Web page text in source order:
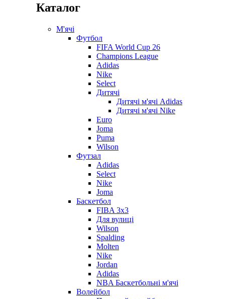
Каталог
М'ячі
Футбол
FIFA World Cup 26
Champions League
Adidas
Nike
Select
Дитячі
Дитячі м'ячі Adidas
Дитячі м'ячі Nike
Euro
Joma
Puma
Wilson
Футзал
Adidas
Select
Nike
Joma
Баскетбол
FIBA 3x3
Для вулиці
Wilson
Spalding
Molten
Nike
Jordan
Adidas
NBA Баскетбольні м'ячі
Волейбол